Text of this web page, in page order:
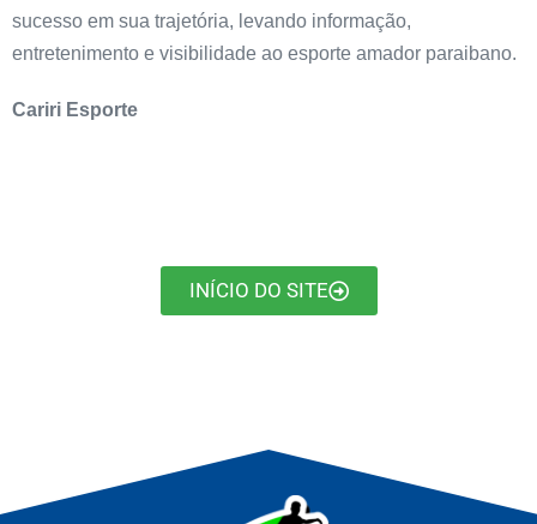
sucesso em sua trajetória, levando informação,
entretenimento e visibilidade ao esporte amador paraibano.
Cariri Esporte
INÍCIO DO SITE